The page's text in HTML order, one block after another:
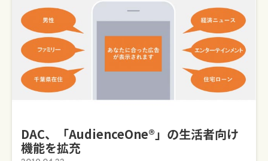
DAC、「AudienceOne®」の生活者向け
機能を拡充